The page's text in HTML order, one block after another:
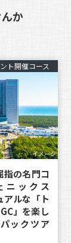
か
ト開催コース
イメージ
指の名門コ
ニックス
アルな「ト
」を楽し
ックツア